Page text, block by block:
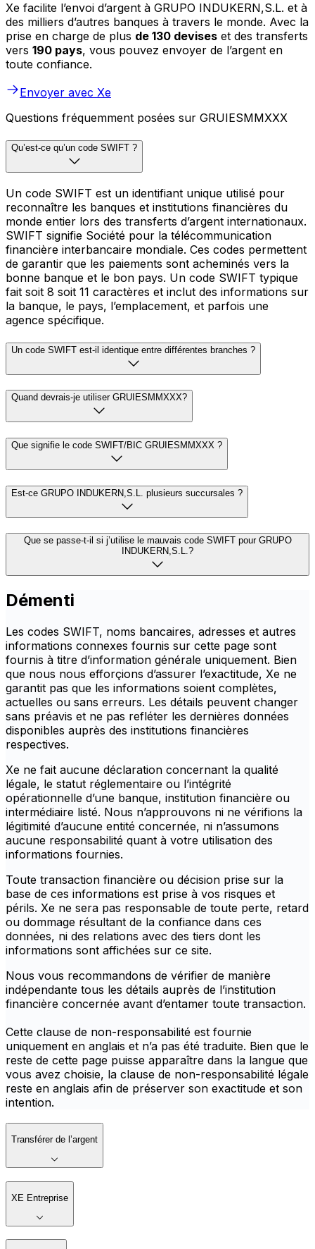
Xe facilite l’envoi d’argent à GRUPO INDUKERN,S.L. et à
des milliers d’autres banques à travers le monde. Avec la
prise en charge de plus de 130 devises et des transferts
vers 190 pays, vous pouvez envoyer de l’argent en
toute confiance.
Envoyer avec Xe
Questions fréquemment posées sur GRUIESMMXXX
Qu’est-ce qu’un code SWIFT ?
Un code SWIFT est un identifiant unique utilisé pour
reconnaître les banques et institutions financières du
monde entier lors des transferts d’argent internationaux.
SWIFT signifie Société pour la télécommunication
financière interbancaire mondiale. Ces codes permettent
de garantir que les paiements sont acheminés vers la
bonne banque et le bon pays. Un code SWIFT typique
fait soit 8 soit 11 caractères et inclut des informations sur
la banque, le pays, l’emplacement, et parfois une
agence spécifique.
Un code SWIFT est-il identique entre différentes branches ?
Quand devrais-je utiliser GRUIESMMXXX?
Que signifie le code SWIFT/BIC GRUIESMMXXX ?
Est-ce GRUPO INDUKERN,S.L. plusieurs succursales ?
Que se passe-t-il si j’utilise le mauvais code SWIFT pour GRUPO
INDUKERN,S.L.?
Démenti
Les codes SWIFT, noms bancaires, adresses et autres
informations connexes fournis sur cette page sont
fournis à titre d’information générale uniquement. Bien
que nous nous efforçions d’assurer l’exactitude, Xe ne
garantit pas que les informations soient complètes,
actuelles ou sans erreurs. Les détails peuvent changer
sans préavis et ne pas refléter les dernières données
disponibles auprès des institutions financières
respectives.
Xe ne fait aucune déclaration concernant la qualité
légale, le statut réglementaire ou l’intégrité
opérationnelle d’une banque, institution financière ou
intermédiaire listé. Nous n’approuvons ni ne vérifions la
légitimité d’aucune entité concernée, ni n’assumons
aucune responsabilité quant à votre utilisation des
informations fournies.
Toute transaction financière ou décision prise sur la
base de ces informations est prise à vos risques et
périls. Xe ne sera pas responsable de toute perte, retard
ou dommage résultant de la confiance dans ces
données, ni des relations avec des tiers dont les
informations sont affichées sur ce site.
Nous vous recommandons de vérifier de manière
indépendante tous les détails auprès de l’institution
financière concernée avant d’entamer toute transaction.
Cette clause de non-responsabilité est fournie
uniquement en anglais et n’a pas été traduite. Bien que le
reste de cette page puisse apparaître dans la langue que
vous avez choisie, la clause de non-responsabilité légale
reste en anglais afin de préserver son exactitude et son
intention.
Transférer de l’argent
XE Entreprise